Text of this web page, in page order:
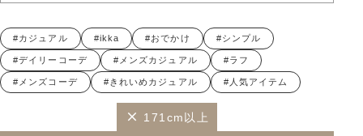
#カジュアル #ikka #おでかけ #シンプル
#デイリーコーデ #メンズカジュアル #ラフ
#メンズコーデ #きれいめカジュアル #人気アイテム
171cm以上